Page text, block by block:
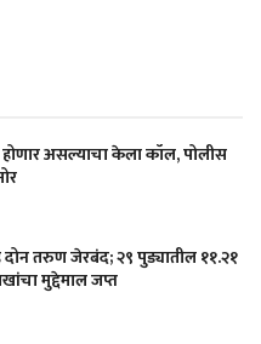
असल्याचा केला कॉल, पोलीस
तरुण जेरबंद; २९ पुड्यातील ११.२१
मुद्देमाल जप्त